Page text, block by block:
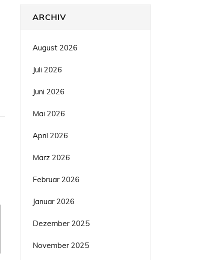
ARCHIV
August 2026
Juli 2026
Juni 2026
Mai 2026
April 2026
März 2026
Februar 2026
Januar 2026
Dezember 2025
November 2025